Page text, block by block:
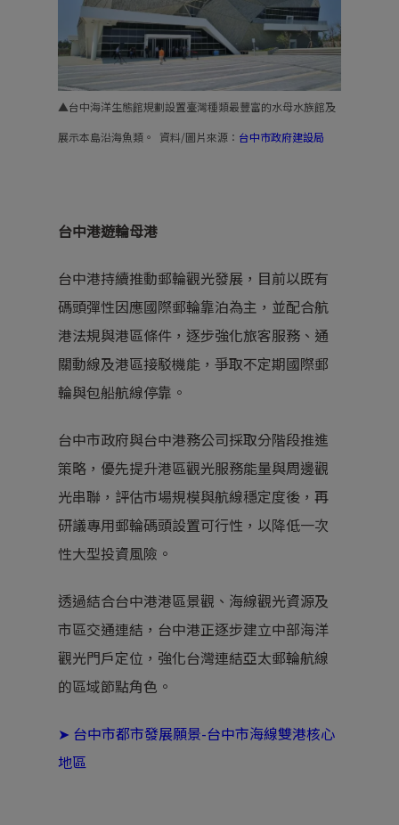
▲台中海洋生態館規劃設置臺灣種類最豐富的水母水族館及
展示本島沿海魚類。 資料/圖片來源： 台中市政府建設局
台中港遊輪母港
台中港持續推動郵輪觀光發展，目前以既有
碼頭彈性因應國際郵輪靠泊為主，並配合航
港法規與港區條件，逐步強化旅客服務、通
關動線及港區接駁機能，爭取不定期國際郵
輪與包船航線停靠。
台中市政府與台中港務公司採取分階段推進
策略，優先提升港區觀光服務能量與周邊觀
光串聯，評估市場規模與航線穩定度後，再
研議專用郵輪碼頭設置可行性，以降低一次
性大型投資風險。
透過結合台中港港區景觀、海線觀光資源及
市區交通連結，台中港正逐步建立中部海洋
觀光門戶定位，強化台灣連結亞太郵輪航線
的區域節點角色。
➤ 台中市都市發展願景-台中市海線雙港核心
地區